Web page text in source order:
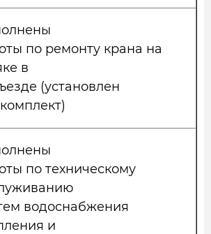
по ремонту крана на
в
(установлен
по техническому
водоснабжения
и